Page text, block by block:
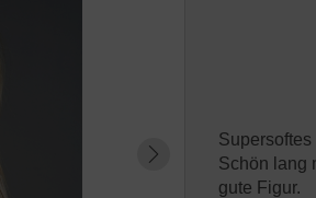
Schön lang
gute Figur.